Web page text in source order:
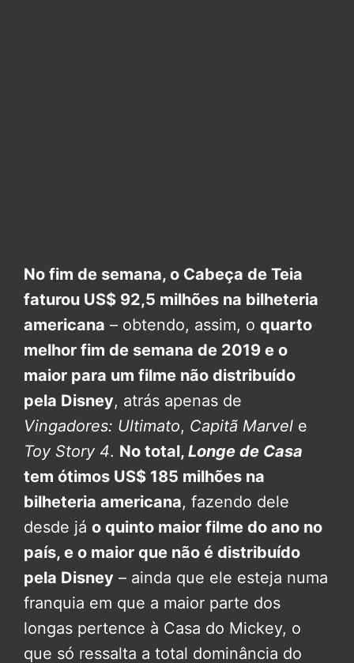
No fim de semana, o Cabeça de Teia
faturou US$ 92,5 milhões na bilheteria
americana – obtendo, assim, o quarto
melhor fim de semana de 2019 e o
maior para um filme não distribuído
pela Disney, atrás apenas de
Vingadores: Ultimato, Capitã Marvel e
Toy Story 4. No total, Longe de Casa
tem ótimos US$ 185 milhões na
bilheteria americana, fazendo dele
desde já o quinto maior filme do ano no
país, e o maior que não é distribuído
pela Disney – ainda que ele esteja numa
franquia em que a maior parte dos
longas pertence à Casa do Mickey, o
que só ressalta a total dominância do